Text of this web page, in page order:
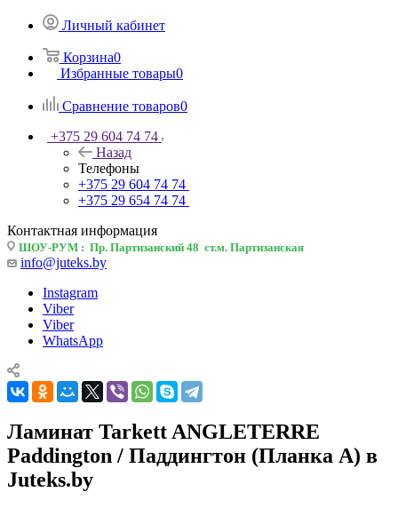
Личный кабинет
Корзина0
Избранные товары0
Сравнение товаров0
+375 29 604 74 74
Назад
Телефоны
+375 29 604 74 74
+375 29 654 74 74
Контактная информация
ШОУ-РУМ : Пр. Партизанский 48 ст.м. Партизанская
info@juteks.by
Instagram
Viber
Viber
WhatsApp
Ламинат Tarkett ANGLETERRE
Paddington / Паддингтон (Планка А) в
Juteks.by